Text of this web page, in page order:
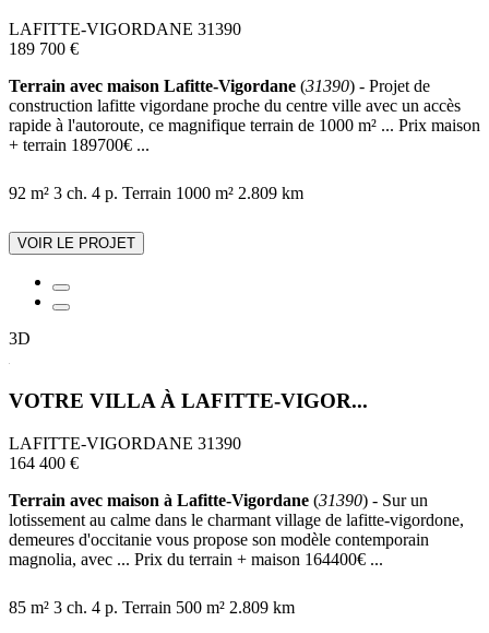
LAFITTE-VIGORDANE 31390
189 700 €
Terrain avec maison Lafitte-Vigordane (31390) - Projet de
construction lafitte vigordane proche du centre ville avec un accès
rapide à l'autoroute, ce magnifique terrain de 1000 m² ... Prix maison
+ terrain 189700€ ...
92 m² 3 ch. 4 p. Terrain 1000 m² 2.809 km
VOIR LE PROJET
3D
VOTRE VILLA À LAFITTE-VIGOR...
LAFITTE-VIGORDANE 31390
164 400 €
Terrain avec maison à Lafitte-Vigordane (31390) - Sur un
lotissement au calme dans le charmant village de lafitte-vigordone,
demeures d'occitanie vous propose son modèle contemporain
magnolia, avec ... Prix du terrain + maison 164400€ ...
85 m² 3 ch. 4 p. Terrain 500 m² 2.809 km